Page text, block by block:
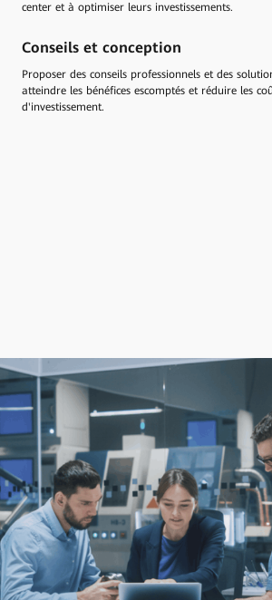
center et à optimiser leurs investissements.
Conseils et conception
Proposer des conseils professionnels et des
atteindre les bénéfices escomptés et réduire les
d'investissement.